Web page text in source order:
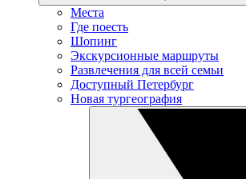
Места
Где поесть
Шопинг
Экскурсионные маршруты
Развлечения для всей семьи
Доступный Петербург
Новая тургеография